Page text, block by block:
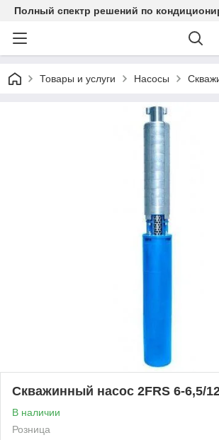
Полный спектр решений по
Товары и услуги Насосы
Скважинный насос 2FRS 6-6,5/
В наличии
Розница